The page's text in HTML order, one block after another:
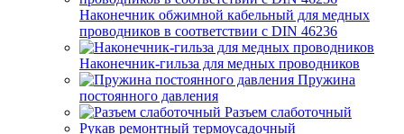
Наконечник обжимной кабельный для медных
проводников в соответствии с DIN 46236
Наконечник-гильза для медных проводников
Пружина
постоянного давления
Разъем слаботочный
Рукав ремонтный термоусадочный